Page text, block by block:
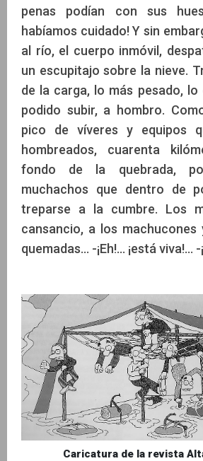
penas podían con sus
habíamos cuidado! Y sin
al río, el cuerpo inmóvil,
un escupitajo sobre la nieve.
de la carga, lo más pesado, lo
podido subir, a hombro.
pico de víveres y equipos
hombreados, cuarenta
fondo de la quebrada,
muchachos que dentro de
treparse a la cumbre. Los
cansancio, a los machucones
quemadas... -¡Eh!... ¡está viva!... -
Caricatura de la revista